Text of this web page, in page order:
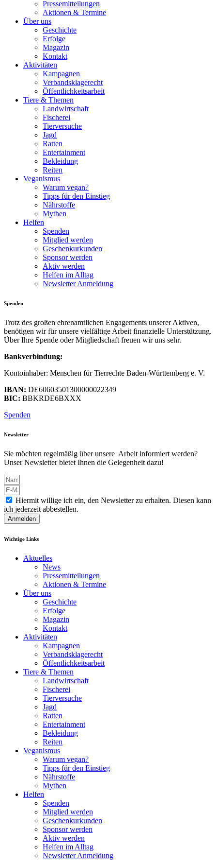
Pressemitteilungen
Aktionen & Termine
Über uns
Geschichte
Erfolge
Magazin
Kontakt
Aktivitäten
Kampagnen
Verbandsklagerecht
Öffentlichkeitsarbeit
Tiere & Themen
Landwirtschaft
Fischerei
Tierversuche
Jagd
Ratten
Entertainment
Bekleidung
Reiten
Veganismus
Warum vegan?
Tipps für den Einstieg
Nährstoffe
Mythen
Helfen
Spenden
Mitglied werden
Geschenkurkunden
Sponsor werden
Aktiv werden
Helfen im Alltag
Newsletter Anmeldung
Spenden
Trotz des großen ehrenamtlichen Engagements unserer Aktiven,
benötigen wir für unsere vielfältige Arbeit finanzielle Unterstützung.
Über Ihre Spende oder Mitgliedschaft freuen wir uns sehr.
Bankverbindung:
Kontoinhaber: Menschen für Tierrechte Baden-Württemberg e. V.
IBAN: DE60603501300000022349
BIC: BBKRDE6BXXX
Spenden
Newsletter
Sie möchten regelmäßig über unsere Arbeit informiert werden?
Unser Newsletter bietet Ihnen die Gelegenheit dazu!
Hiermit willige ich ein, den Newsletter zu erhalten. Diesen kann
ich jederzeit abbestellen.
Anmelden
Wichtige Links
Aktuelles
News
Pressemitteilungen
Aktionen & Termine
Über uns
Geschichte
Erfolge
Magazin
Kontakt
Aktivitäten
Kampagnen
Verbandsklagerecht
Öffentlichkeitsarbeit
Tiere & Themen
Landwirtschaft
Fischerei
Tierversuche
Jagd
Ratten
Entertainment
Bekleidung
Reiten
Veganismus
Warum vegan?
Tipps für den Einstieg
Nährstoffe
Mythen
Helfen
Spenden
Mitglied werden
Geschenkurkunden
Sponsor werden
Aktiv werden
Helfen im Alltag
Newsletter Anmeldung